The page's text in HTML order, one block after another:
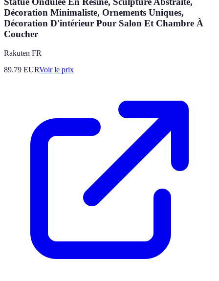
Décoration Minimaliste, Ornements Uniques,
Décoration D'intérieur Pour Salon Et Chambre À
Coucher
Rakuten FR
89.79 EURVoir le prix